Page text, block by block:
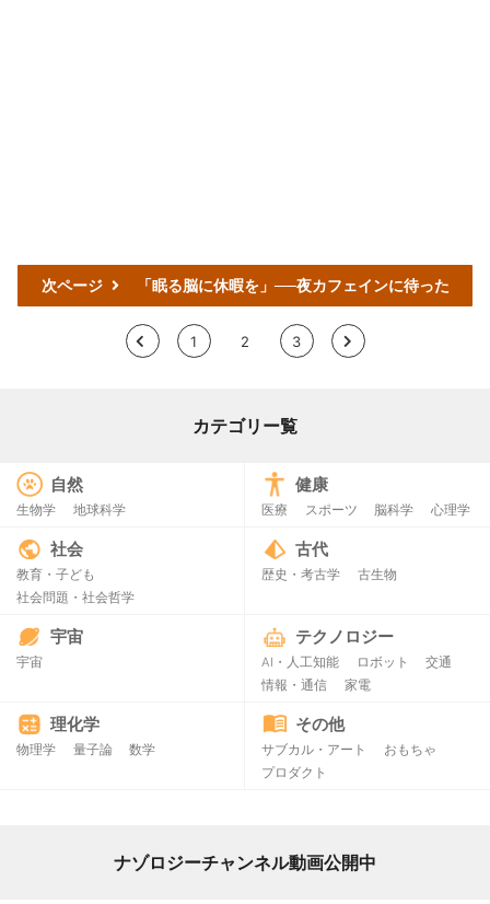
次ページ 「眠る脳に休暇を」──夜カフェインに待った
< 1 2 3 >
カテゴリー覧
自然
生物学 地球科学
健康
医療 スポーツ 脳科学 心理学
社会
教育・子ども
社会問題・社会哲学
古代
歴史・考古学 古生物
宇宙
宇宙
テクノロジー
AI・人工知能 ロボット
交通
情報・通信
家電
理化学
物理学 量子論 数学
その他
サブカル・アート
おもちゃ
プロダクト
ナゾロジーチャンネル動画公開中